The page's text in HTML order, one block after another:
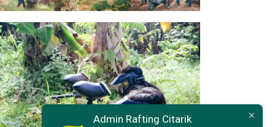
Admin Rafting Citarik